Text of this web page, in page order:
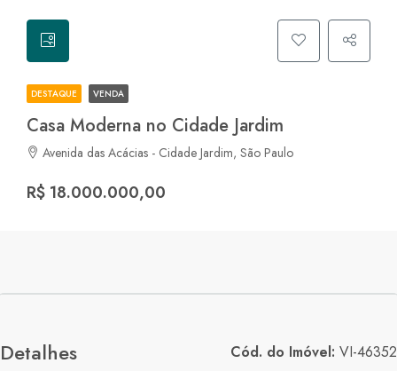
DESTAQUE VENDA
Casa Moderna no Cidade Jardim
Avenida das Acácias - Cidade Jardim, São Paulo
R$ 18.000.000,00
Detalhes Cód. do Imóvel: VI-46352